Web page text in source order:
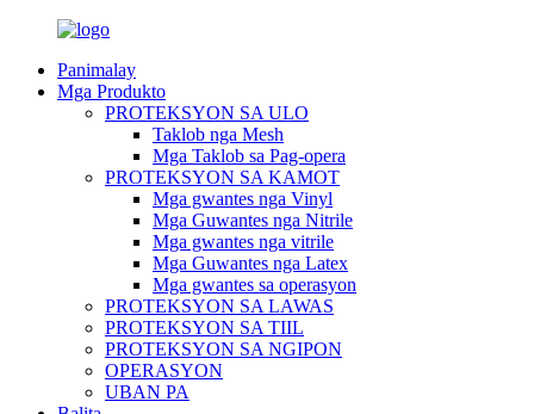
Panimalay
Mga Produkto
PROTEKSYON SA ULO
Taklob nga Mesh
Mga Taklob sa Pag-opera
PROTEKSYON SA KAMOT
Mga gwantes nga Vinyl
Mga Guwantes nga Nitrile
Mga gwantes nga vitrile
Mga Guwantes nga Latex
Mga gwantes sa operasyon
PROTEKSYON SA LAWAS
PROTEKSYON SA TIIL
PROTEKSYON SA NGIPON
OPERASYON
UBAN PA